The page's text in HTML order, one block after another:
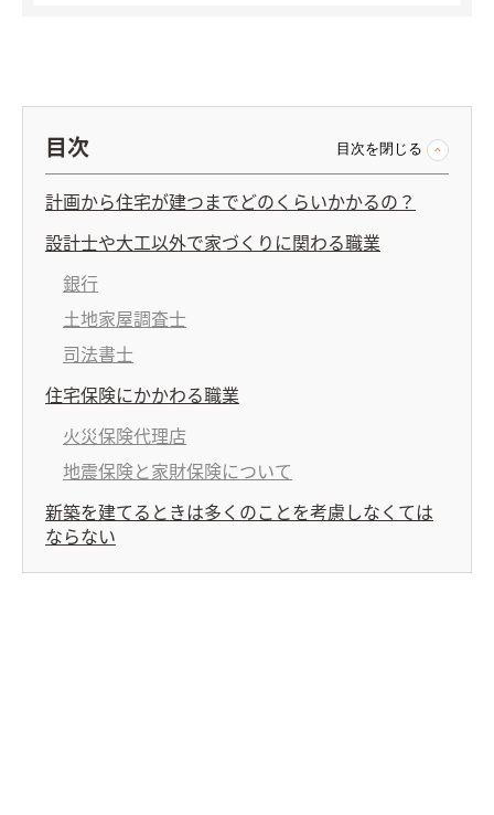
目次 目次を閉じる
計画から住宅が建つまでどのくらいかかるの？
設計士や大工以外で家づくりに関わる職業
銀行
土地家屋調査士
司法書士
住宅保険にかかわる職業
火災保険代理店
地震保険と家財保険について
新築を建てるときは多くのことを考慮しなくては
ならない